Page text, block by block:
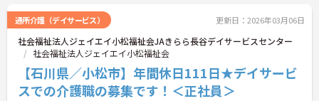
通所介護（デイサービス） 更新日：2026年03月06日
社会福祉法人ジェイエイ小松福祉会JAきらら長谷デイサービスセンター
社会福祉法人ジェイエイ小松福祉会
【石川県／小松市】年間休日111日★デイサービ
スでの介護職の募集です！＜正社員＞